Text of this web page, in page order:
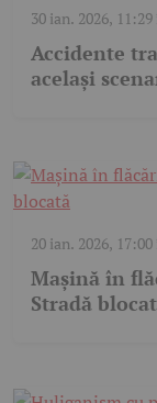
30 ian. 2026, 11:29
Accidente
același
20 ian. 2026, 17:00
Mașină în
Stradă